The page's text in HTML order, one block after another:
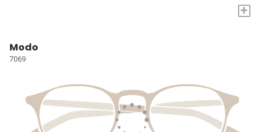
+
Modo
7069